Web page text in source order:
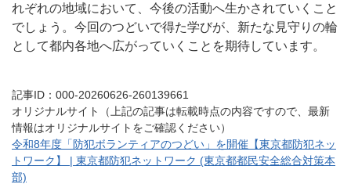
れぞれの地域において、今後の活動へ生かされていくこと
でしょう。今回のつどいで得た学びが、新たな見守りの輪
として都内各地へ広がっていくことを期待しています。
記事ID：000-20260626-260139661
オリジナルサイト（上記の記事は転載時点の内容ですので、最新
情報はオリジナルサイトをご確認ください）
令和8年度「防犯ボランティアのつどい」を開催【東京都防犯ネッ
トワーク】 | 東京都防犯ネットワーク (東京都都民安全総合対策本
部)